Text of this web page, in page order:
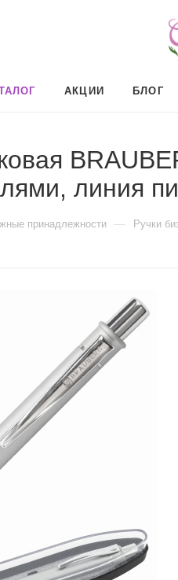
АКЦИИ БЛОГ
линия
принадлежности — Ручки